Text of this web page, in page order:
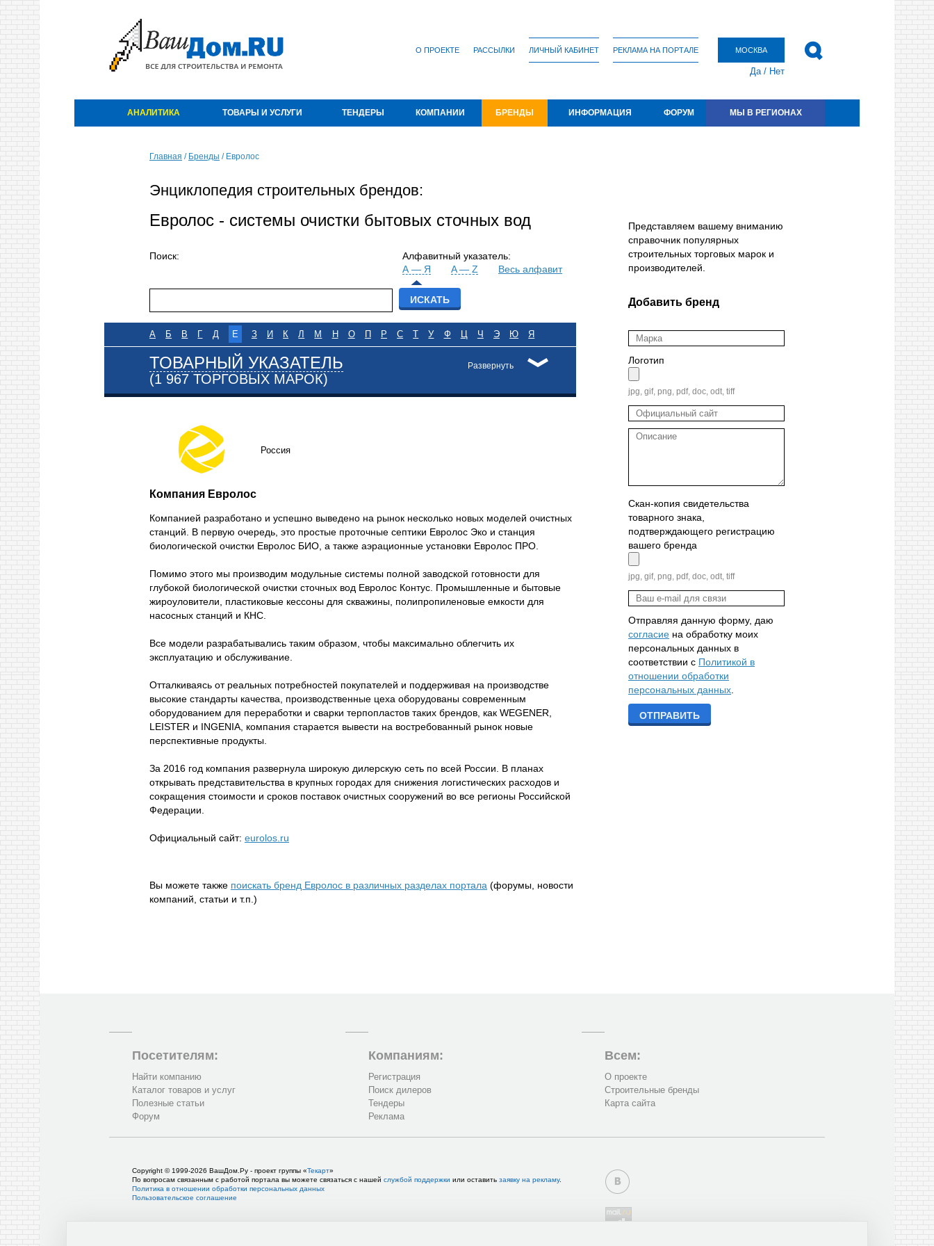
О ПРОЕКТЕ РАССЫЛКИ ЛИЧНЫЙ КАБИНЕТ РЕКЛАМА НА ПОРТАЛЕ МОСКВА
Да/ Нет
АНАЛИТИКА ТОВАРЫ И УСЛУГИ ТЕНДЕРЫ КОМПАНИИ БРЕНДЫ ИНФОРМАЦИЯ ФОРУМ МЫ В РЕГИОНАХ
Представляем вашему вниманию
справочник популярных
строительных торговых марок и
производителей.
Добавить бренд
Логотип
jpg, gif, png, pdf, doc, odt, tiff
Скан-копия свидетельства
товарного знака,
подтверждающего регистрацию
вашего бренда
jpg, gif, png, pdf, doc, odt, tiff
Отправляя данную форму, даю
согласие на обработку моих
персональных данных в
соответствии с Политикой в
отношении обработки
персональных данных
Главная / Бренды /Евролос
Энциклопедия строительных брендов:
Евролос - системы очистки бытовых сточных вод
Алфавитный указатель:
А — Я
A — Z Весь алфавит
Поиск:
А Б В Г Д Е З И К Л М Н О П Р С Т У Ф Ц Ч Э Ю Я
Развернуть
ТОВАРНЫЙ УКАЗАТЕЛЬ
(1 967 ТОРГОВЫХ МАРОК)
Россия
Компания Евролос
Компанией разработано и успешно выведено на рынок несколько новых моделей очистных
станций. В первую очередь, это простые проточные септики Евролос Эко и станция
биологической очистки Евролос БИО, а также аэрационные установки Евролос ПРО.
Помимо этого мы производим модульные системы полной заводской готовности для
глубокой биологической очистки сточных вод Евролос Контус. Промышленные и бытовые
жироуловители, пластиковые кессоны для скважины, полипропиленовые емкости для
насосных станций и КНС.
Все модели разрабатывались таким образом, чтобы максимально облегчить их
эксплуатацию и обслуживание.
Отталкиваясь от реальных потребностей покупателей и поддерживая на производстве
высокие стандарты качества, производственные цеха оборудованы современным
оборудованием для переработки и сварки терпопластов таких брендов, как WEGENER,
LEISTER и INGENIA, компания старается вывести на востребованный рынок новые
перспективные продукты.
За 2016 год компания развернула широкую дилерскую сеть по всей России. В планах
открывать представительства в крупных городах для снижения логистических расходов и
сокращения стоимости и сроков поставок очистных сооружений во все регионы Российской
Федерации.
Официальный сайт: eurolos.ru
Вы можете также поискать бренд Евролос в различных разделах портала (форумы, новости
компаний, статьи и т.п.)
Посетителям:
Найти компанию
Каталог товаров и услуг
Полезные статьи
Форум
Компаниям:
Регистрация
Поиск дилеров
Тендеры
Реклама
Всем:
О проекте
Строительные бренды
Карта сайта
Copyright © 1999-2026 ВашДом.Ру - проект группы «Текарт»
По вопросам связанным с работой портала вы можете связаться с нашей службой поддержки или оставить заявку на рекламу.
Политика в отношении обработки персональных данных
Пользовательское соглашение